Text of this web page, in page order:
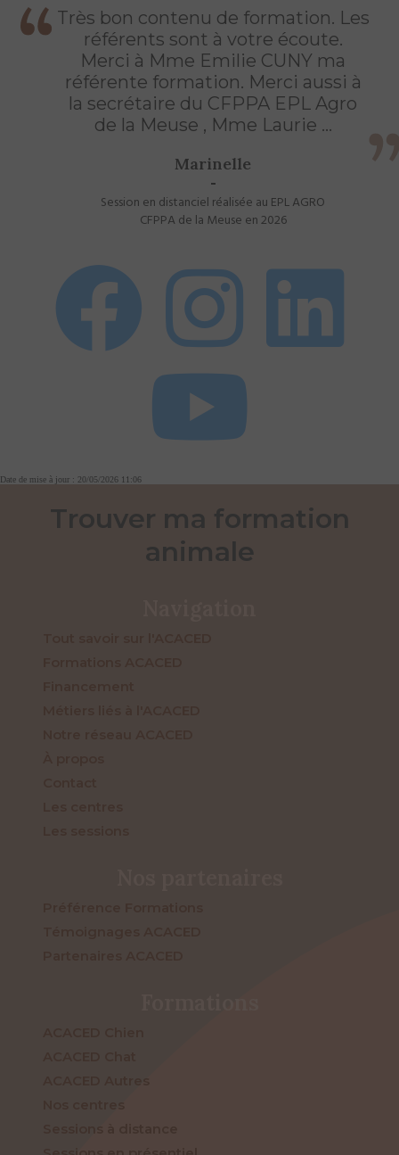
Très bon contenu de formation. Les
référents sont à votre écoute.
Merci à Mme Emilie CUNY ma
référente formation. Merci aussi à
la secrétaire du CFPPA EPL Agro
de la Meuse , Mme Laurie ...
Marinelle
Session en distanciel réalisée au EPL AGRO
CFPPA de la Meuse en 2026
Date de mise à jour : 20/05/2026 11:06
Trouver ma formation
animale